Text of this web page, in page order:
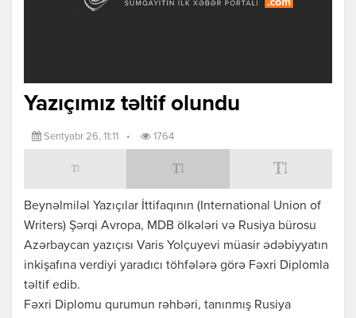
Yazıçımız təltif olundu
Sentyabr 26, 11:11 • 1764
Beynəlmiləl Yazıçılar İttifaqının (International Union of
Writers) Şərqi Avropa, MDB ölkələri və Rusiya bürosu
Azərbaycan yazıçısı Varis Yolçuyevi müasir ədəbiyyatın
inkişafına verdiyi yaradıcı töhfələrə görə Fəxri Diplomla
təltif edib.
Fəxri Diplomu qurumun rəhbəri, tanınmış Rusiya